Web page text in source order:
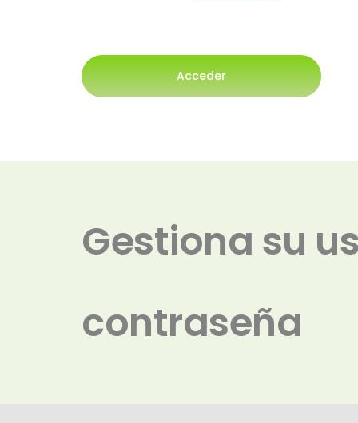
Acceder
Gestiona su
contraseña